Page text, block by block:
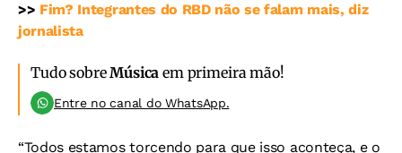
>> Fim? Integrantes do RBD não se falam mais, diz
jornalista
Tudo sobreMúsica em primeira mão!
Entre no canal do WhatsApp.
“Todos estamos torcendo para que isso aconteça, e o